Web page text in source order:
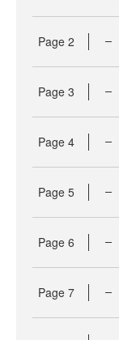
Page 2
Page 3
Page 4
Page 5
Page 6
Page 7